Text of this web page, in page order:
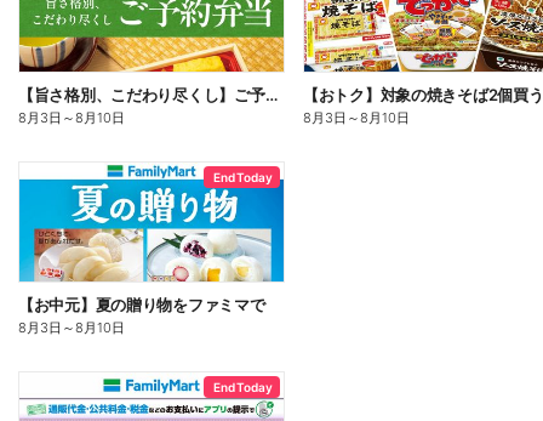
【旨さ格別、こだわり尽くし】ご予約弁当
8月3日 ～8月10日 8月3日 ～8月10日
End Today
【お中元】夏の贈り物をファミマで
8月3日 ～8月10日
End Today